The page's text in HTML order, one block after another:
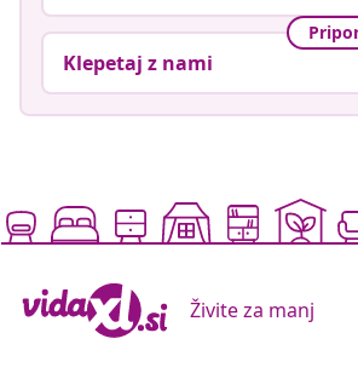
Klepetaj z nami
Živite za manj